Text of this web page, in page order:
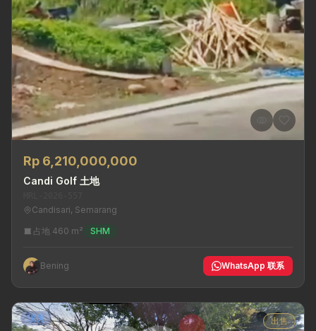
Rp 6,210,000,000
Candi Golf 土地
Candisari, Semarang
占地 460 m²
SHM
Bening WhatsApp 联系
现房 出售